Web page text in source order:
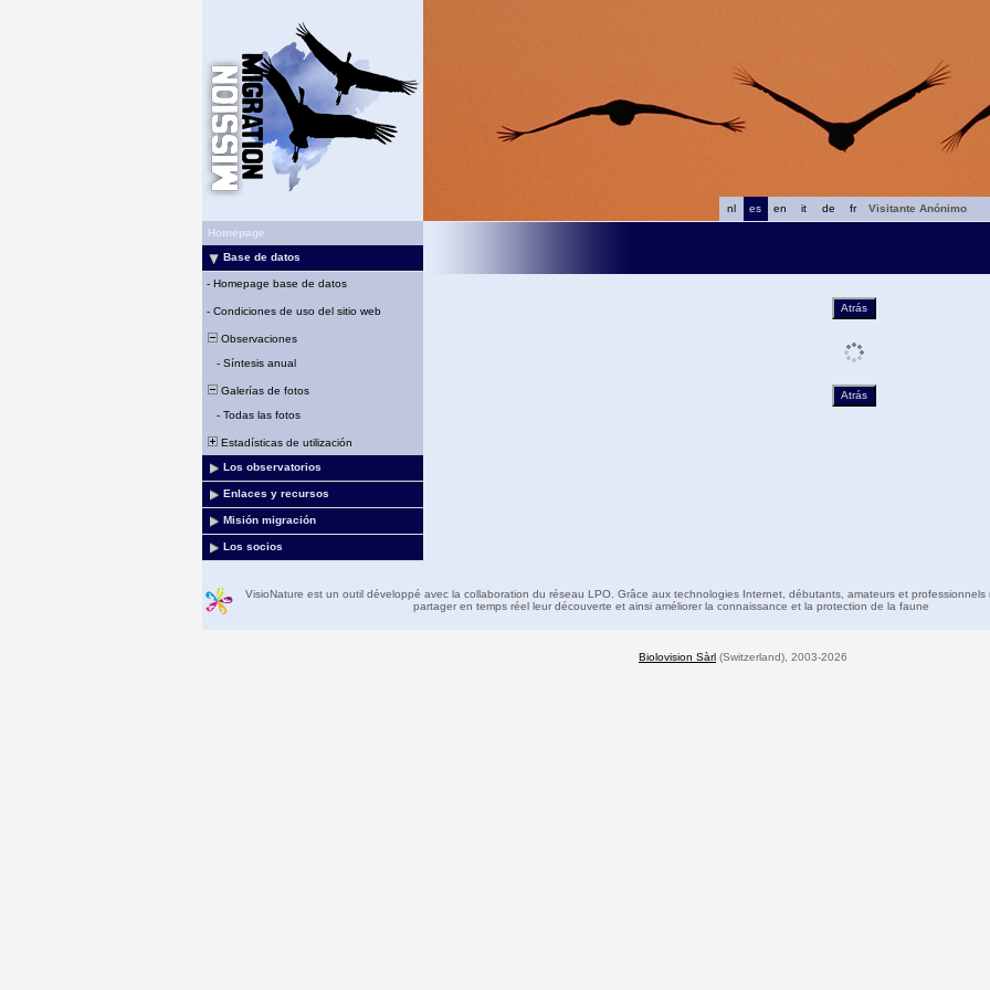
fr
de
it
en
es
nl
Visitante Anónimo
Homepage
Base de datos
- Homepage base de datos
- Condiciones de uso del sitio web
Observaciones
- Síntesis anual
Galerías de fotos
- Todas las fotos
Estadísticas de utilización
Los observatorios
Enlaces y recursos
Misión migración
Los socios
VisioNature est un outil développé avec la collaboration du réseau LPO. Grâce aux technologies Internet, débutants, amateurs et professionnels
partager en temps réel leur découverte et ainsi améliorer la connaissance et la protection de la faune
Biolovision Sàrl (Switzerland), 2003-2026